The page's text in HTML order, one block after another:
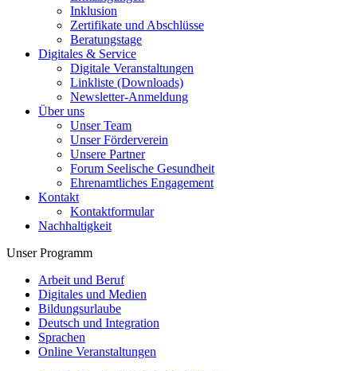
Inklusion
Zertifikate und Abschlüsse
Beratungstage
Digitales & Service
Digitale Veranstaltungen
Linkliste (Downloads)
Newsletter-Anmeldung
Über uns
Unser Team
Unser Förderverein
Unsere Partner
Forum Seelische Gesundheit
Ehrenamtliches Engagement
Kontakt
Kontaktformular
Nachhaltigkeit
Unser Programm
Arbeit und Beruf
Digitales und Medien
Bildungsurlaube
Deutsch und Integration
Sprachen
Online Veranstaltungen